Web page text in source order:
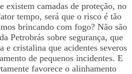
existem camadas de proteção, no
tempo, será que o risco é tão
brincando com fogo? Não são
Petrobrás sobre segurança, que
e cristalina que acidentes severos
de pequenos incidentes. E
favorece o alinhamento